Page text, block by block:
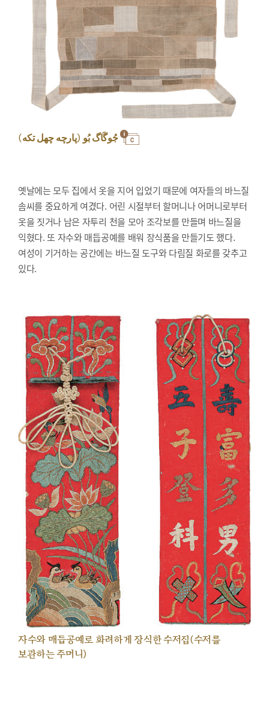
جُوگَاگ بُو (پارچه چهل تکه)
옛날에는 모두 집에서 옷을 지어 입었기 때문에 여자들의 바느질
솜씨를 중요하게 여겼다. 어린 시절부터 할머니나 어머니로부터
옷을 짓거나 남은 자투리 천을 모아 조각보를 만들며 바느질을
익혔다. 또 자수와 매듭공예를 배워 장식품을 만들기도 했다.
여성이 기거하는 공간에는 바느질 도구와 다림질 화로를 갖추고
있다.
자수와 매듭공예로 화려하게 장식한 수저집(수저를
보관하는 주머니)